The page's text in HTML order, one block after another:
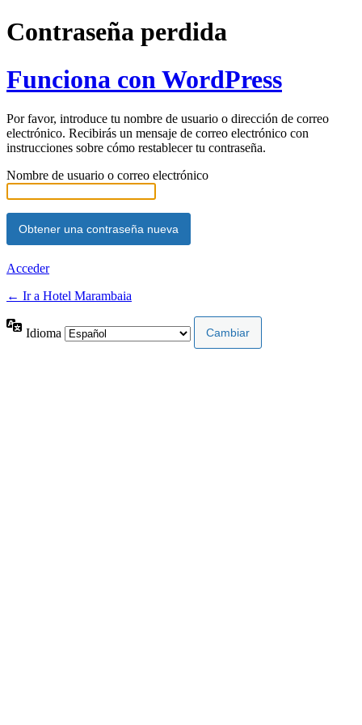
Contraseña perdida
Funciona con WordPress
Por favor, introduce tu nombre de usuario o dirección de correo
electrónico. Recibirás un mensaje de correo electrónico con
instrucciones sobre cómo restablecer tu contraseña.
Nombre de usuario o correo electrónico
Acceder
← Ir a Hotel Marambaia
Idioma